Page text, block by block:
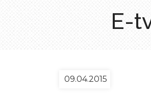
E-
09.04.2015